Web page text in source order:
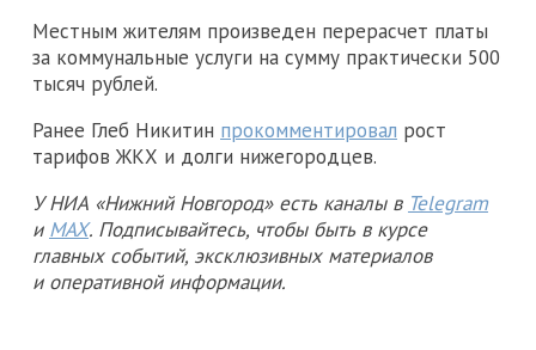
Местным жителям произведен перерасчет платы
за коммунальные услуги на сумму практически 500
тысяч рублей.
Ранее Глеб Никитин прокомментировал рост
тарифов ЖКХ и долги нижегородцев.
У НИА «Нижний Новгород» есть каналы в Telegram
и MAX. Подписывайтесь, чтобы быть в курсе
главных событий, эксклюзивных материалов
и оперативной информации.